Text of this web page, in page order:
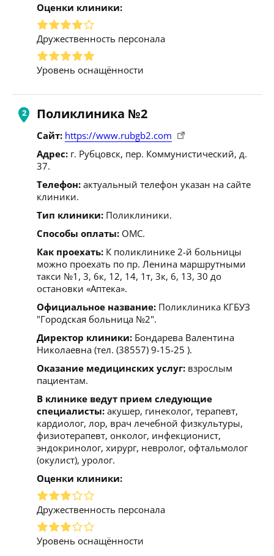
Оценки клиники:
Дружественность персонала
Уровень оснащённости
Поликлиника №2
Сайт: https://www.rubgb2.com
Адрес: г. Рубцовск, пер. Коммунистический, д.
37.
Телефон: актуальный телефон указан на сайте
клиники.
Тип клиники: Поликлиники.
Способы оплаты: ОМС.
Как проехать: К поликлинике 2-й больницы
можно проехать по пр. Ленина маршрутными
такси №1, 3, 6к, 12, 14, 1т, 3к, 6, 13, 30 до
остановки «Аптека».
Официальное название: Поликлиника КГБУЗ
"Городская больница №2".
Директор клиники: Бондарева Валентина
Николаевна (тел. (38557) 9-15-25 ).
Оказание медицинских услуг: взрослым
пациентам.
В клинике ведут прием следующие
специалисты: акушер, гинеколог, терапевт,
кардиолог, лор, врач лечебной физкультуры,
физиотерапевт, онколог, инфекционист,
эндокринолог, хирург, невролог, офтальмолог
(окулист), уролог.
Оценки клиники:
Дружественность персонала
Уровень оснащённости